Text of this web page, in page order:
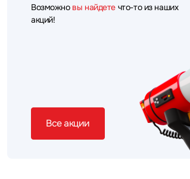
Возможно вы найдете что-то из наших
акций!
Все акции